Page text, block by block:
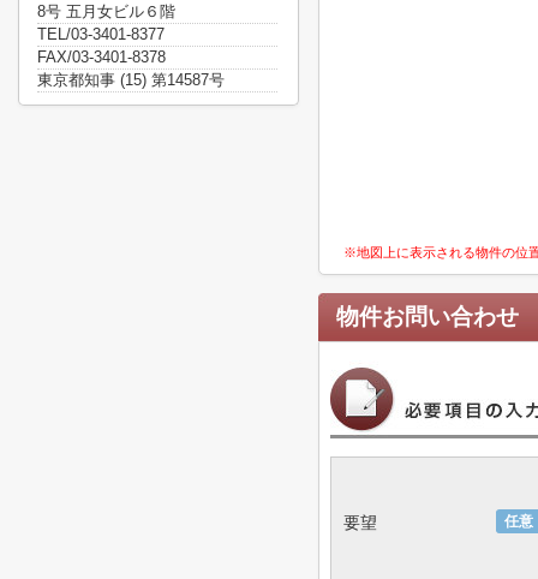
※地図上に表示される物件の位
物件お問い合わせ
任意
要望
8号 五月女ビル６階
TEL/03-3401-8377
FAX/03-3401-8378
東京都知事 (15) 第14587号